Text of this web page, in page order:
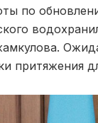
по
притяжения